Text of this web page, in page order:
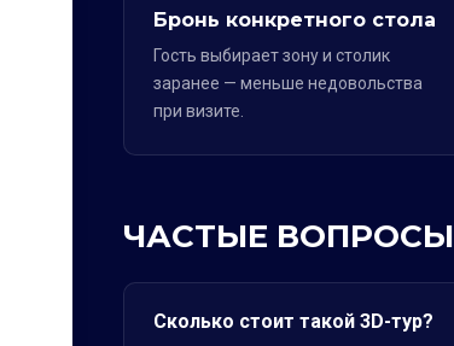
Бронь конкретного стола
Гость выбирает зону и столик
заранее — меньше недовольства
при визите.
ЧАСТЫЕ ВОПРОСЫ
Сколько стоит такой 3D-тур?